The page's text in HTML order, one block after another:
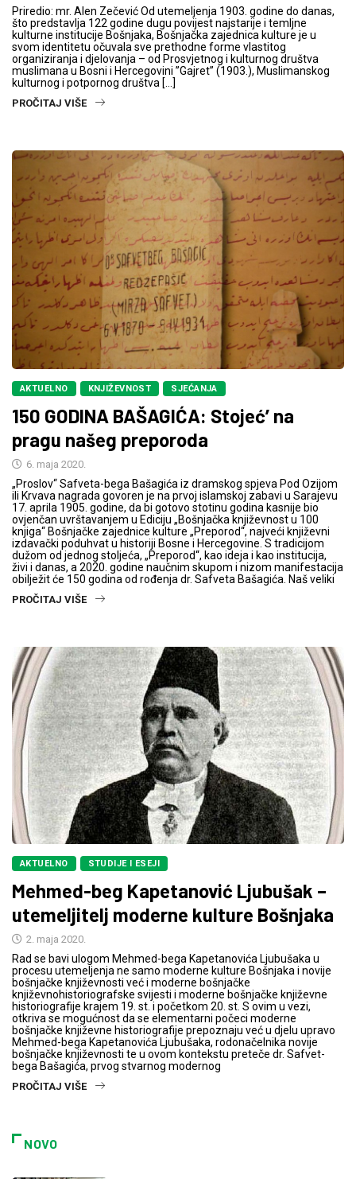
Priredio: mr. Alen Zečević Od utemeljenja 1903. godine do danas,
što predstavlja 122 godine dugu povijest najstarije i temljne
kulturne institucije Bošnjaka, Bošnjačka zajednica kulture je u
svom identitetu očuvala sve prethodne forme vlastitog
organiziranja i djelovanja – od Prosvjetnog i kulturnog društva
muslimana u Bosni i Hercegovini ”Gajret” (1903.), Muslimanskog
kulturnog i potpornog društva […]
PROČITAJ VIŠE
AKTUELNO KNJIŽEVNOST SJEĆANJA
150 GODINA BAŠAGIĆA: Stojeć’ na
pragu našeg preporoda
6. maja 2020.
„Proslov“ Safveta-bega Bašagića iz dramskog spjeva Pod Ozijom
ili Krvava nagrada govoren je na prvoj islamskoj zabavi u Sarajevu
17. aprila 1905. godine, da bi gotovo stotinu godina kasnije bio
ovjenčan uvrštavanjem u Ediciju „Bošnjačka književnost u 100
knjiga“ Bošnjačke zajednice kulture „Preporod“, najveći književni
izdavački poduhvat u historiji Bosne i Hercegovine. S tradicijom
dužom od jednog stoljeća, „Preporod“, kao ideja i kao institucija,
živi i danas, a 2020. godine naučnim skupom i nizom manifestacija
obilježit će 150 godina od rođenja dr. Safveta Bašagića. Naš veliki
PROČITAJ VIŠE
AKTUELNO STUDIJE I ESEJI
Mehmed-beg Kapetanović Ljubušak –
utemeljitelj moderne kulture Bošnjaka
2. maja 2020.
Rad se bavi ulogom Mehmed-bega Kapetanovića Ljubušaka u
procesu utemeljenja ne samo moderne kulture Bošnjaka i novije
bošnjačke književnosti već i moderne bošnjačke
književnohistoriografske svijesti i moderne bošnjačke književne
historiografije krajem 19. st. i početkom 20. st. S ovim u vezi,
otkriva se mogućnost da se elementarni počeci moderne
bošnjačke književne historiografije prepoznaju već u djelu upravo
Mehmed-bega Kapetanovića Ljubušaka, rodonačelnika novije
bošnjačke književnosti te u ovom kontekstu preteče dr. Safvet-
bega Bašagića, prvog stvarnog modernog
PROČITAJ VIŠE
NOVO